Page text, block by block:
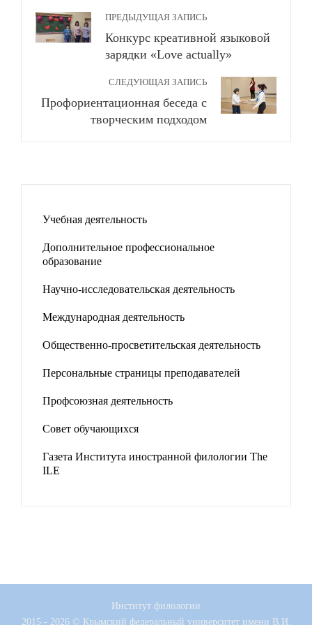
ПРЕДЫДУЩАЯ ЗАПИСЬ
Конкурс креативной языковой
зарядки «Love actually»
СЛЕДУЮЩАЯ ЗАПИСЬ
Профориентационная беседа с
творческим подходом
Учебная деятельность
Дополнительное профессиональное
образование
Научно-исследовательская деятельность
Международная деятельность
Общественно-просветительская деятельность
Персональные страницы преподавателей
Профсоюзная деятельность
Совет обучающихся
Газета Института иностранной филологии The
ILE
Институт филологии
2015 - 2026 © Крымский федеральный университет имени В.И.